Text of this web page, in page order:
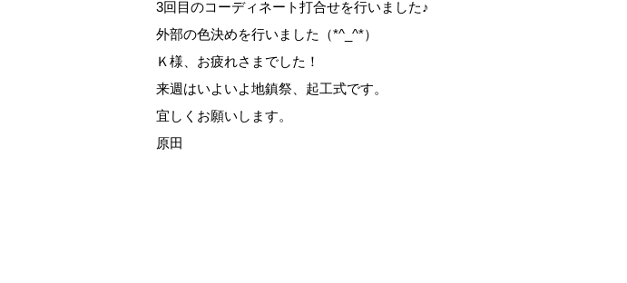
3回目のコーディネート打合せを行いました♪
外部の色決めを行いました（*^_^*）
Ｋ様、お疲れさまでした！
来週はいよいよ地鎮祭、起工式です。
宜しくお願いします。
原田